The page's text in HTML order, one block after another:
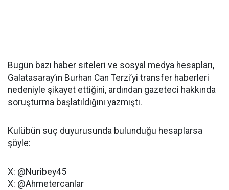
Bugün bazı haber siteleri ve sosyal medya hesapları,
Galatasaray’ın Burhan Can Terzi’yi transfer haberleri
nedeniyle şikayet ettiğini, ardından gazeteci hakkında
soruşturma başlatıldığını yazmıştı.
Kulübün suç duyurusunda bulunduğu hesaplarsa
şöyle:
X: @Nuribey45
X: @Ahmetercanlar